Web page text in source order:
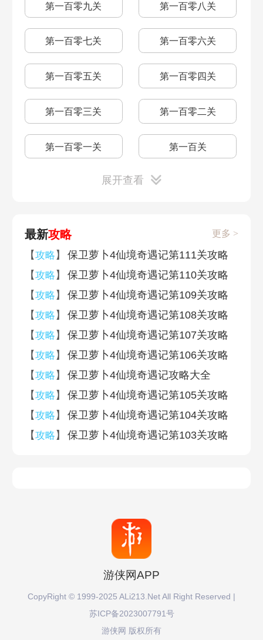
第一百零九关 第一百零八关
第一百零七关 第一百零六关
第一百零五关 第一百零四关
第一百零三关 第一百零二关
第一百零一关 第一百关
第九十五关 第九十四关
第九十一关 第九十关
第八十九关 第八十八关
第八十七关 第八十六关
第八十五关 第八十四关
第七十五关 第七十四关
展开查看
最新攻略 更多 >
【攻略 】
保卫萝卜4仙境奇遇记第111关攻略
【攻略 】
保卫萝卜4仙境奇遇记第110关攻略
【攻略 】
保卫萝卜4仙境奇遇记第109关攻略
【攻略 】
保卫萝卜4仙境奇遇记第108关攻略
【攻略 】
保卫萝卜4仙境奇遇记第107关攻略
【攻略 】
保卫萝卜4仙境奇遇记第106关攻略
【攻略 】
保卫萝卜4仙境奇遇记攻略大全
【攻略 】
保卫萝卜4仙境奇遇记第105关攻略
【攻略 】
保卫萝卜4仙境奇遇记第104关攻略
【攻略 】 保卫萝卜4仙境奇遇记第103关攻略
游侠网APP
CopyRight © 1999-2025 ALi213.Net All Right Reserved |
苏ICP备2023007791号
游侠网 版权所有